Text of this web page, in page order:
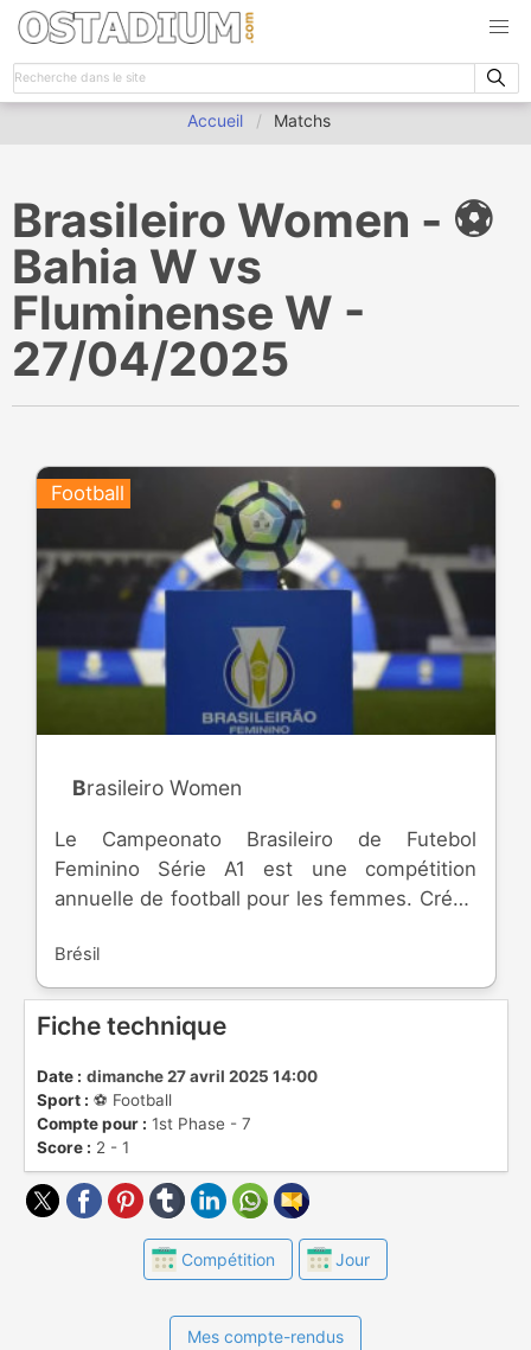
Accueil Matchs
Brasileiro Women - ⚽️
Bahia W vs
Fluminense W -
27/04/2025
Football
Brasileiro Women
Le Campeonato Brasileiro de Futebol
Feminino Série A1 est une compétition
annuelle de football pour les femmes. Créée
Brésil
Fiche technique
Date : dimanche 27 avril 2025 14:00
Sport : ⚽️ Football
Compte pour : 1st Phase - 7
Score : 2 - 1
Compétition Jour
Mes compte-rendus